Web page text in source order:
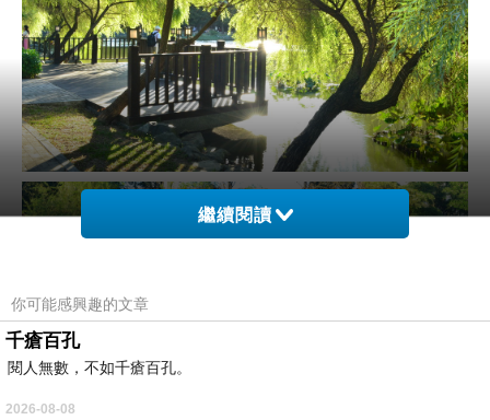
繼續閱讀
你可能感興趣的文章
千瘡百孔
閱人無數，不如千瘡百孔。
2026-08-08